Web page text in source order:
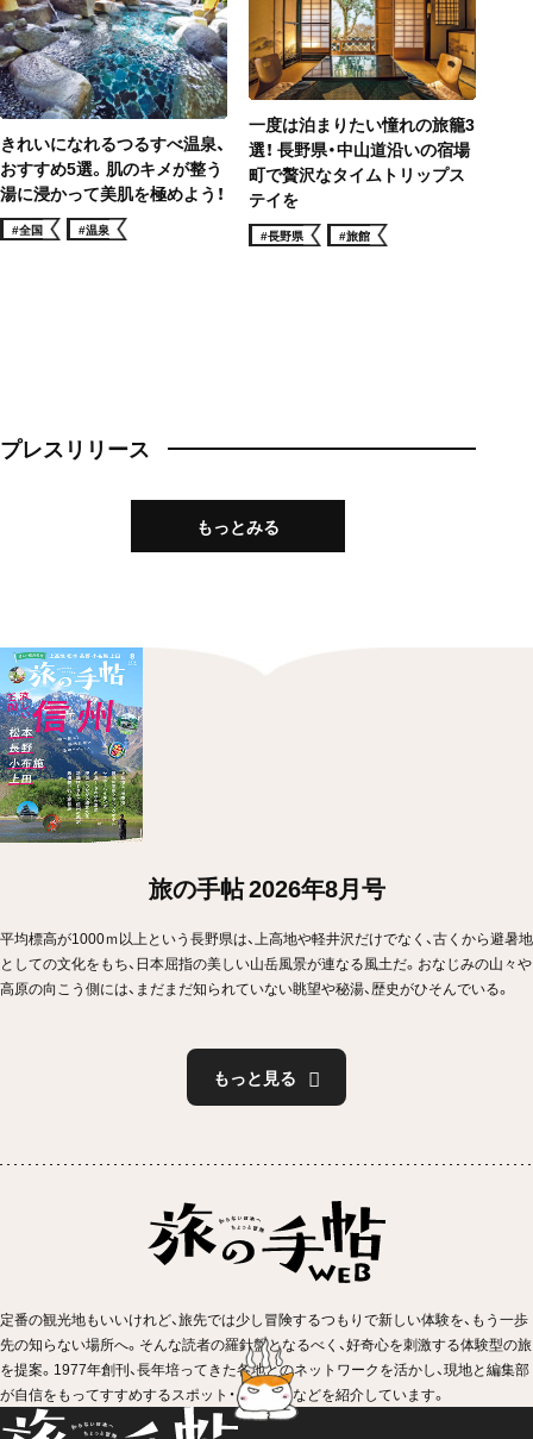
きれいになれるつるすべ温泉、
おすすめ5選。肌のキメが整う
湯に浸かって美肌を極めよう！
#全国 #温泉
一度は泊まりたい憧れの旅籠3
選！ 長野県・中山道沿いの宿場
町で贅沢なタイムトリップス
テイを
#長野県 #旅館
プレスリリース
もっとみる
旅の手帖 2026年8月号
平均標高が1000ｍ以上という長野県は、上高地や軽井沢だけでなく、古くから避暑地
としての文化をもち、日本屈指の美しい山岳風景が連なる風土だ。おなじみの山々や
高原の向こう側には、まだまだ知られていない眺望や秘湯、歴史がひそんでいる。
もっと見る
定番の観光地もいいけれど、旅先では少し冒険するつもりで新しい体験を、もう一歩
先の知らない場所へ。そんな読者の羅針盤となるべく、好奇心を刺激する体験型の旅
を提案。1977年創刊、長年培ってきた各地とのネットワークを活かし、現地と編集部
が自信をもってすすめするスポット・イベントなどを紹介しています。